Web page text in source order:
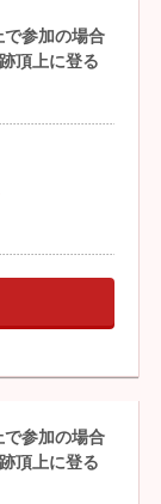
参加の場合
頂上に登る
参加の場合
頂上に登る